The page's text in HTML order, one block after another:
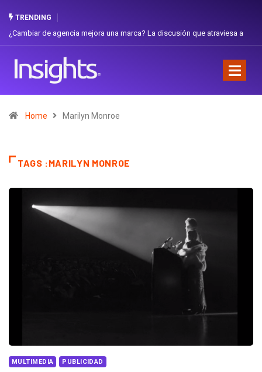
TRENDING
¿Cambiar de agencia mejora una marca? La discusión que atraviesa a
Home Marilyn Monroe
TAGS :MARILYN MONROE
MULTIMEDIA PUBLICIDAD